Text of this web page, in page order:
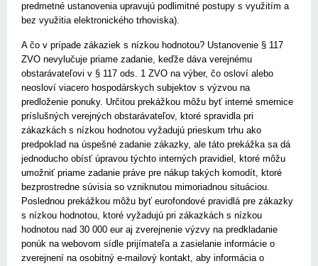
predmetné ustanovenia upravujú podlimitné postupy s využitím a
bez využitia elektronického trhoviska).
A čo v prípade zákaziek s nízkou hodnotou? Ustanovenie § 117
ZVO nevylučuje priame zadanie, keďže dáva verejnému
obstarávateľovi v § 117 ods. 1 ZVO na výber, čo osloví alebo
neosloví viacero hospodárskych subjektov s výzvou na
predloženie ponuky. Určitou prekážkou môžu byť interné smernice
príslušných verejných obstarávateľov, ktoré spravidla pri
zákazkách s nízkou hodnotou vyžadujú prieskum trhu ako
predpoklad na úspešné zadanie zákazky, ale táto prekážka sa dá
jednoducho obísť úpravou týchto interných pravidiel, ktoré môžu
umožniť priame zadanie práve pre nákup takých komodít, ktoré
bezprostredne súvisia so vzniknutou mimoriadnou situáciou.
Poslednou prekážkou môžu byť eurofondové pravidlá pre zákazky
s nízkou hodnotou, ktoré vyžadujú pri zákazkách s nízkou
hodnotou nad 30 000 eur aj zverejnenie výz­vy na predkladanie
ponúk na webovom sídle prijí­mateľa a zasielanie informácie o
zverejnení na osobitný e-mail­ový kontakt, aby informácia o